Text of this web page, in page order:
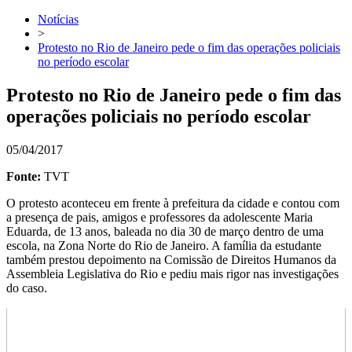
Notícias
>
Protesto no Rio de Janeiro pede o fim das operações policiais
no período escolar
Protesto no Rio de Janeiro pede o fim das
operações policiais no período escolar
05/04/2017
Fonte: TVT
O protesto aconteceu em frente à prefeitura da cidade e contou com
a presença de pais, amigos e professores da adolescente Maria
Eduarda, de 13 anos, baleada no dia 30 de março dentro de uma
escola, na Zona Norte do Rio de Janeiro. A família da estudante
também prestou depoimento na Comissão de Direitos Humanos da
Assembleia Legislativa do Rio e pediu mais rigor nas investigações
do caso.